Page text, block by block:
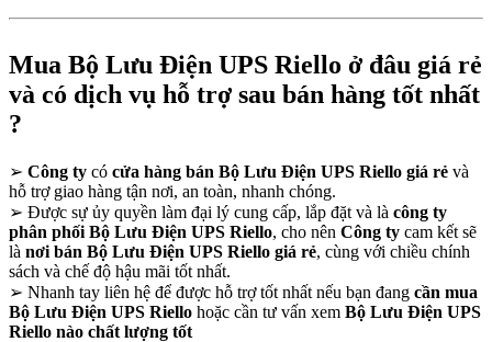
Mua Bộ Lưu Điện UPS Riello ở đâu giá rẻ
và có dịch vụ hỗ trợ sau bán hàng tốt nhất
?
➢ Công ty có cửa hàng bán Bộ Lưu Điện UPS Riello giá rẻ và
hỗ trợ giao hàng tận nơi, an toàn, nhanh chóng.
➢ Được sự ủy quyền làm đại lý cung cấp, lắp đặt và là công ty
phân phối Bộ Lưu Điện UPS Riello, cho nên Công ty cam kết sẽ
là nơi bán Bộ Lưu Điện UPS Riello giá rẻ, cùng với chiều chính
sách và chế độ hậu mãi tốt nhất.
➢ Nhanh tay liên hệ để được hỗ trợ tốt nhất nếu bạn đang cần mua
Bộ Lưu Điện UPS Riello hoặc cần tư vấn xem Bộ Lưu Điện UPS
Riello nào chất lượng tốt